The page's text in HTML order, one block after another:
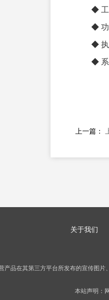
◆ 工作
◆ 功
◆ 执行
◆ 系统
上一篇：
关于我们
产品在其第三方平台所发布的宣传图
本站声明：